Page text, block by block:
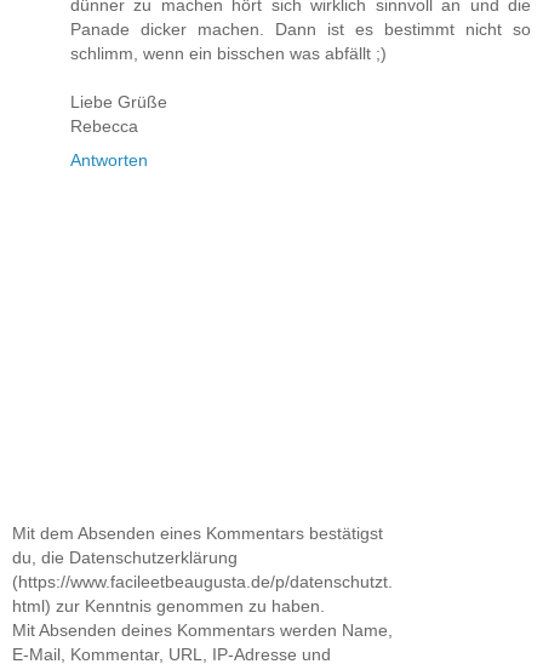
dünner zu machen hört sich wirklich sinnvoll an und die
Panade dicker machen. Dann ist es bestimmt nicht so
schlimm, wenn ein bisschen was abfällt ;)
Liebe Grüße
Rebecca
Antworten
Mit dem Absenden eines Kommentars bestätigst
du, die Datenschutzerklärung
(https://www.facileetbeaugusta.de/p/datenschutzt.
html) zur Kenntnis genommen zu haben.
Mit Absenden deines Kommentars werden Name,
E-Mail, Kommentar, URL, IP-Adresse und